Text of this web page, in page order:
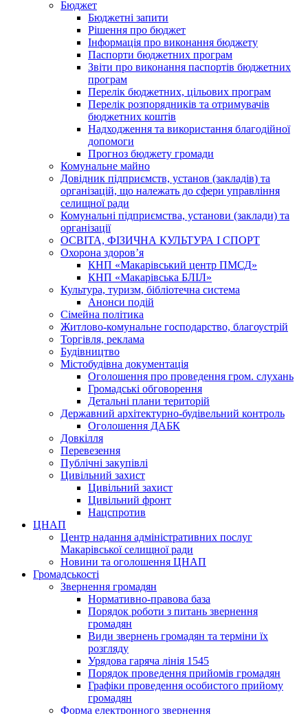
Бюджет
Бюджетні запити
Рішення про бюджет
Інформація про виконання бюджету
Паспорти бюджетних програм
Звіти про виконання паспортів бюджетних
програм
Перелік бюджетних, цільових програм
Перелік розпорядників та отримувачів
бюджетних коштів
Надходження та використання благодійної
допомоги
Прогноз бюджету громади
Комунальне майно
Довідник підприємств, установ (закладів) та
організацій, що належать до сфери управління
селищної ради
Комунальні підприємства, установи (заклади) та
організації
ОСВІТА, ФІЗИЧНА КУЛЬТУРА І СПОРТ
Охорона здоров’я
КНП «Макарівський центр ПМСД»
КНП «Макарівська БЛІЛ»
Культура, туризм, бібліотечна система
Анонси подій
Сімейна політика
Житлово-комунальне господарство, благоустрій
Торгівля, реклама
Будівництво
Містобудівна документація
Оголошення про проведення гром. слухань
Громадські обговорення
Детальні плани територій
Державний архітектурно-будівельний контроль
Оголошення ДАБК
Довкілля
Перевезення
Публічні закупівлі
Цивільний захист
Цивільний захист
Цивільний фронт
Нацспротив
ЦНАП
Центр надання адміністративних послуг
Макарівської селищної ради
Новини та оголошення ЦНАП
Громадськості
Звернення громадян
Нормативно-правова база
Порядок роботи з питань звернення
громадян
Види звернень громадян та терміни їх
розгляду
Урядова гаряча лінія 1545
Порядок проведення прийомів громадян
Графіки проведення особистого прийому
громадян
Форма електронного звернення